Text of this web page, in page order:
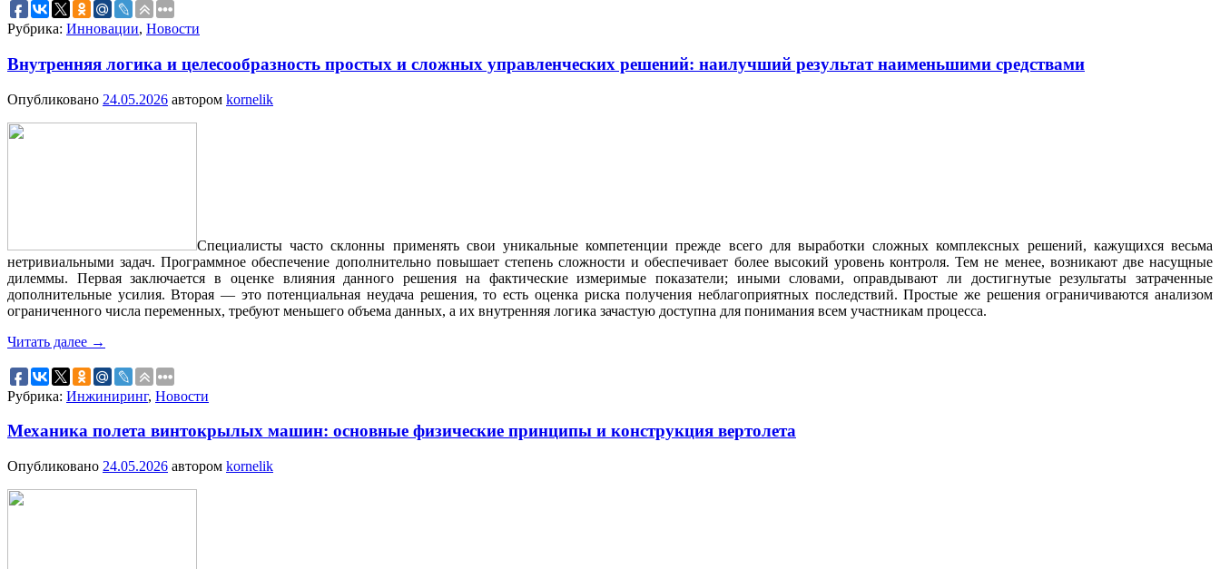
Рубрика: Инновации, Новости
Внутренняя логика и целесообразность простых и сложных управленческих решений: наилучший результат наименьшими средствами
Опубликовано 24.05.2026 автором kornelik
Специалисты часто склонны применять свои уникальные компетенции прежде всего для выработки сложных комплексных решений, кажущихся весьма
нетривиальными задач. Программное обеспечение дополнительно повышает степень сложности и обеспечивает более высокий уровень контроля. Тем не менее, возникают две насущные
дилеммы. Первая заключается в оценке влияния данного решения на фактические измеримые показатели; иными словами, оправдывают ли достигнутые результаты затраченные
дополнительные усилия. Вторая — это потенциальная неудача решения, то есть оценка риска получения неблагоприятных последствий. Простые же решения ограничиваются анализом
ограниченного числа переменных, требуют меньшего объема данных, а их внутренняя логика зачастую доступна для понимания всем участникам процесса.
Читать далее →
Рубрика: Инжиниринг, Новости
Механика полета винтокрылых машин: основные физические принципы и конструкция вертолета
Опубликовано 24.05.2026 автором kornelik